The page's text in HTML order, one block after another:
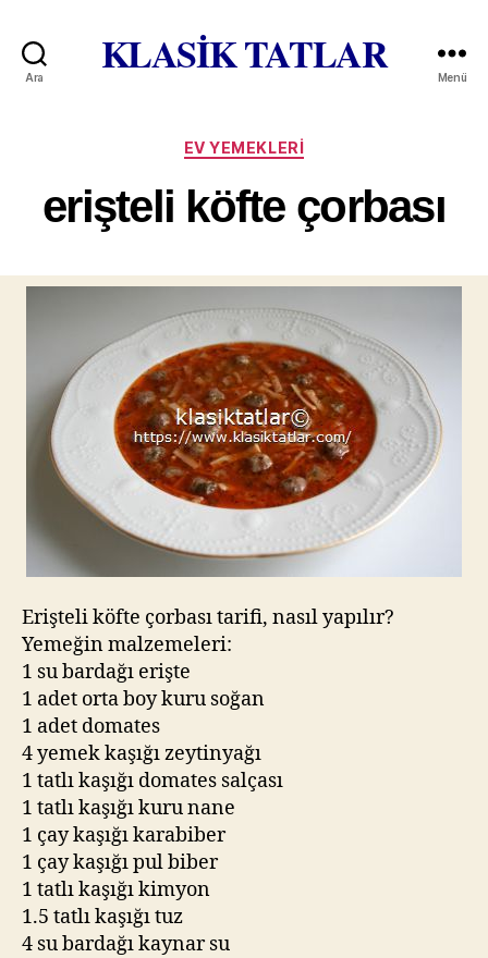
Ara KLASİK TATLAR Menü
Kategoriler
EV YEMEKLERI
erişteli köfte çorbası
Erişteli köfte çorbası tarifi, nasıl yapılır?
Yemeğin malzemeleri:
1 su bardağı erişte
1 adet orta boy kuru soğan
1 adet domates
4 yemek kaşığı zeytinyağı
1 tatlı kaşığı domates salçası
1 tatlı kaşığı kuru nane
1 çay kaşığı karabiber
1 çay kaşığı pul biber
1 tatlı kaşığı kimyon
1.5 tatlı kaşığı tuz
4 su bardağı kaynar su